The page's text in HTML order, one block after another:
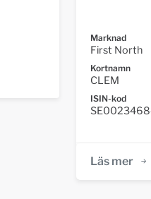
Marknad
First North
Kortnamn
CLEM
ISIN-kod
Läs mer